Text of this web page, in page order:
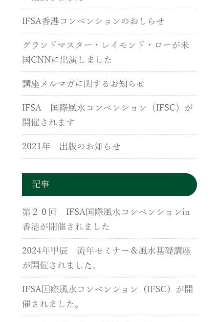
IFSA香港コンベンションのおしらせ
グランドマスター・レイモンド・ローが米
国CNNに出演しました
講座メルマガに関するお知らせ
IFSA 国際風水コンベンション（IFSC）が
開催されます
2021年 出版のお知らせ
記事
第２０回 IFSA国際風水コンベンションin
香港が開催されました
2024年甲辰 流年セミナー＆風水基礎講座
が開催されました。
IFSA国際風水コンベンション（IFSC）が開
催されました。